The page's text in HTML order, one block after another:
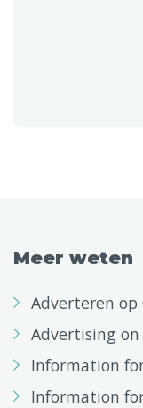
Meer weten
Adverteren op
Advertising on
Information
Information